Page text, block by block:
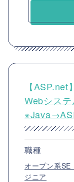
【
Webシス
職種
オープン系SE
ジニア